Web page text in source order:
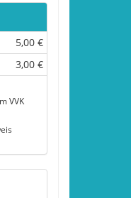
5,00 €
3,00 €
VVK